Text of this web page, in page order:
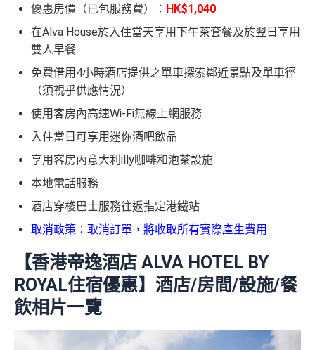
優惠房價（已包服務費）： HK$1,040
在Alva House於入住當天享用下午茶套餐及於翌日享用
雙人早餐
免費借用4小時酒店提供之單車探索鄰近景點及單車徑
（須視乎供應情況）
使用客房內高速Wi-Fi無線上網服務
入住當日可享用迷你酒吧飲品
享用客房內意大利illy咖啡和泡茶設施
本地電話服務
酒店穿梭巴士服務往返指定港鐵站
取消政策：取消訂單，將收取所有實際產生費用
【香港帝逸酒店 ALVA HOTEL BY
ROYAL住宿優惠】酒店/房間/設施/餐
飲相片一覽